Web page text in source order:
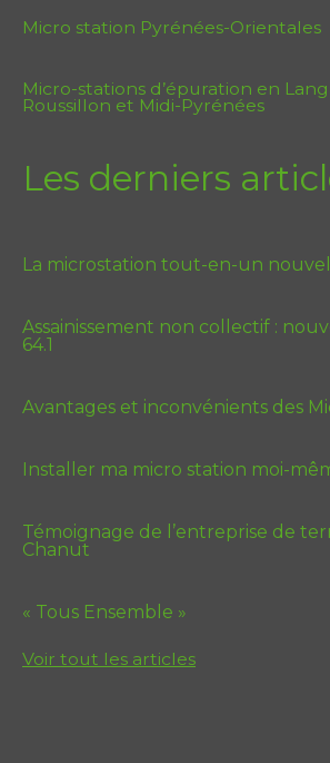
Micro station Pyrénées-Orientales
Micro-stations d’épuration en
Roussillon et Midi-Pyrénées
Les derniers
La microstation tout-en-un
Assainissement non collectif :
64.1
Avantages et inconvénients des
Installer ma micro station moi-
Témoignage de l’entreprise de
Chanut
« Tous Ensemble »
Voir tout les articles